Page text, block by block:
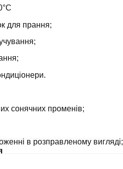
для прання;
сонячних променів;
в розправленому вигляді;